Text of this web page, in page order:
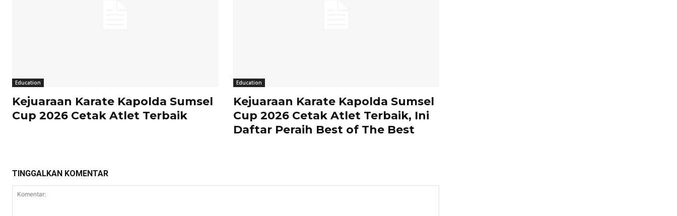
Education
Kejuaraan Karate Kapolda Sumsel
Cup 2026 Cetak Atlet Terbaik
Education
Kejuaraan Karate Kapolda Sumsel
Cup 2026 Cetak Atlet Terbaik, Ini
Daftar Peraih Best of The Best
TINGGALKAN KOMENTAR